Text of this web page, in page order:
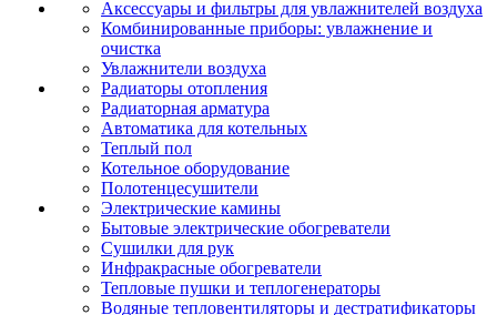
Аксессуары и фильтры для увлажнителей воздуха
Комбинированные приборы: увлажнение и
очистка
Увлажнители воздуха
Радиаторы отопления
Радиаторная арматура
Автоматика для котельных
Теплый пол
Котельное оборудование
Полотенцесушители
Электрические камины
Бытовые электрические обогреватели
Сушилки для рук
Инфракрасные обогреватели
Тепловые пушки и теплогенераторы
Водяные тепловентиляторы и дестратификаторы